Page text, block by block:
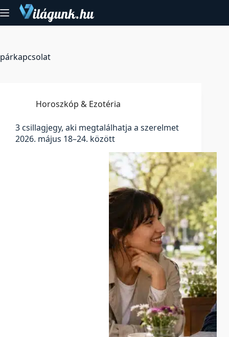
to
content
párkapcsolat
Horoszkóp & Ezotéria
3 csillagjegy, aki megtalálhatja a szerelmet
2026. május 18–24. között